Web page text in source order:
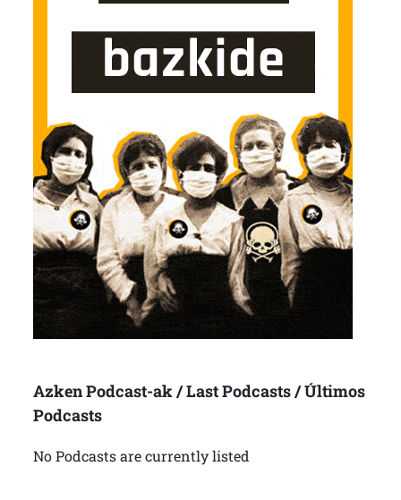
Azken Podcast-ak / Last Podcasts / Últimos
Podcasts
No Podcasts are currently listed